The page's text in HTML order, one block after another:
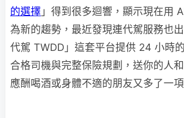
的選擇 」得到很多迴響，顯示現在用
為新的趨勢，最近發現連代駕服務也
代駕 TWDD」這套平台提供 24 小時
合格司機與完整保險規劃，送你的人
應酬喝酒或身體不適的朋友又多了一項